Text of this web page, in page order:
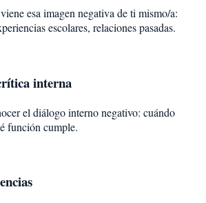
esa imagen negativa de ti mismo/a:
escolares, relaciones pasadas.
interna
el diálogo interno negativo: cuándo
función cumple.